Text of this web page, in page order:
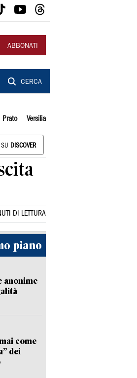
ABBONATI
CERCA
Prato Versilia
SU DISCOVER
DI LETTURA
piano
anonime
come
dei